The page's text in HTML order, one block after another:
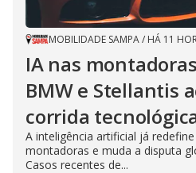
MOBILIDADE SAMPA/ HÁ 11
IA nas
BMW e Stellantis
corrida
A inteligência artificial já
montadoras e muda a disputa
Casos recentes de...